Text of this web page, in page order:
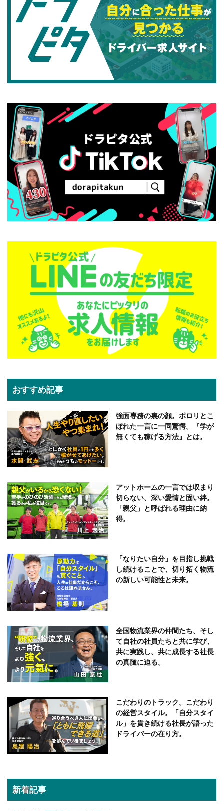
おすすめ記事
強面専務の裏の顔。ポロリとこ
ぼれた一言に一同驚愕。『学が
無くても稼げる方法』とは。
アットホームの一言では収まり
切らない、深い愛情と固い絆。
「親父」と呼ばれる理由に納
得。
「なりたい自分」を目指し挑戦
し続けることで、切り拓く物流
の新しい可能性と未来。
全国物流業界の仲間たち、そし
て自社の社員たちと共に学び、
共に実践し、共に成長する社長
の真髄に迫る。
こだわりのトラック。こだわり
の経営スタイル。「自分スタイ
ル」を貫き続ける社長が語った
ドライバーの在り方。
新着記事